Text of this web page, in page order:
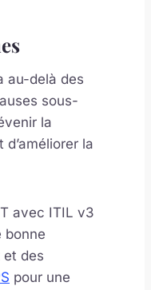
au-delà des
sous-
la
la
avec ITIL v3
bonne
et des
pour une